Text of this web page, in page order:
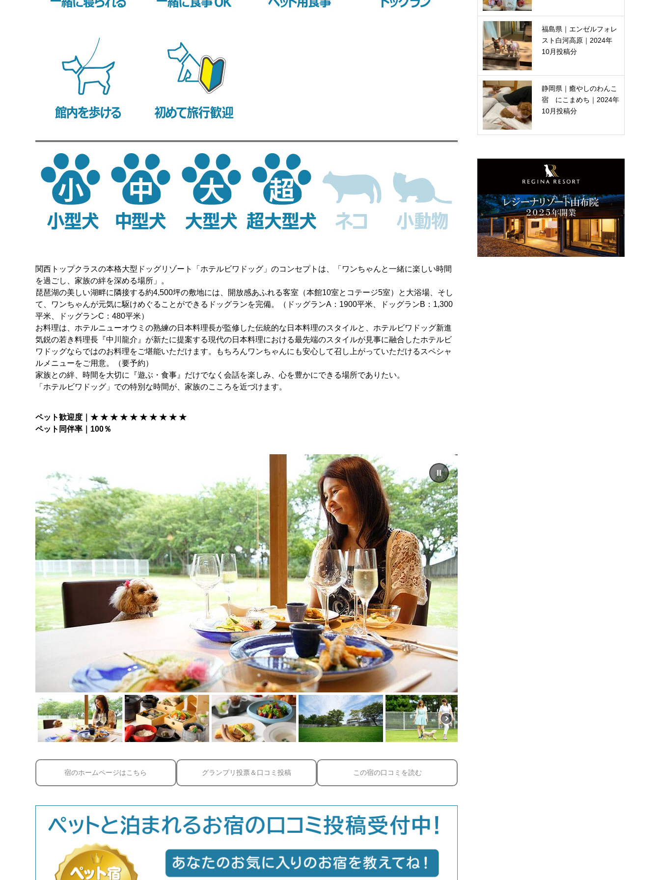
関西トップクラスの本格大型ドッグリゾート「ホテルビワドッグ」のコンセプトは、「ワンちゃんと一緒に楽しい時間
を過ごし、家族の絆を深める場所」。
琵琶湖の美しい湖畔に隣接する約4,500坪の敷地には、開放感あふれる客室（本館10室とコテージ5室）と大浴場、そし
て、ワンちゃんが元気に駆けめぐることができるドッグランを完備。（ドッグランA：1900平米、ドッグランB：1,300
平米、ドッグランC：480平米）
お料理は、ホテルニューオウミの熟練の日本料理長が監修した伝統的な日本料理のスタイルと、ホテルビワドッグ新進
気鋭の若き料理長『中川龍介』が新たに提案する現代の日本料理における最先端のスタイルが見事に融合したホテルビ
ワドッグならではのお料理をご堪能いただけます。もちろんワンちゃんにも安心して召し上がっていただけるスペシャ
ルメニューをご用意。（要予約）
家族との絆、時間を大切に『遊ぶ・食事』だけでなく会話を楽しみ、心を豊かにできる場所でありたい。
「ホテルビワドッグ」での特別な時間が、家族のこころを近づけます。
ペット歓迎度｜★ ★ ★ ★ ★ ★ ★ ★ ★ ★
ペット同伴率｜100％
宿のホームページはこちら グランプリ投票＆口コミ投稿 この宿の口コミを読む
福島県｜エンゼルフォレ
スト白河高原｜2024年
10月投稿分
静岡県｜癒やしのわんこ
宿 にこまめち｜2024年
10月投稿分